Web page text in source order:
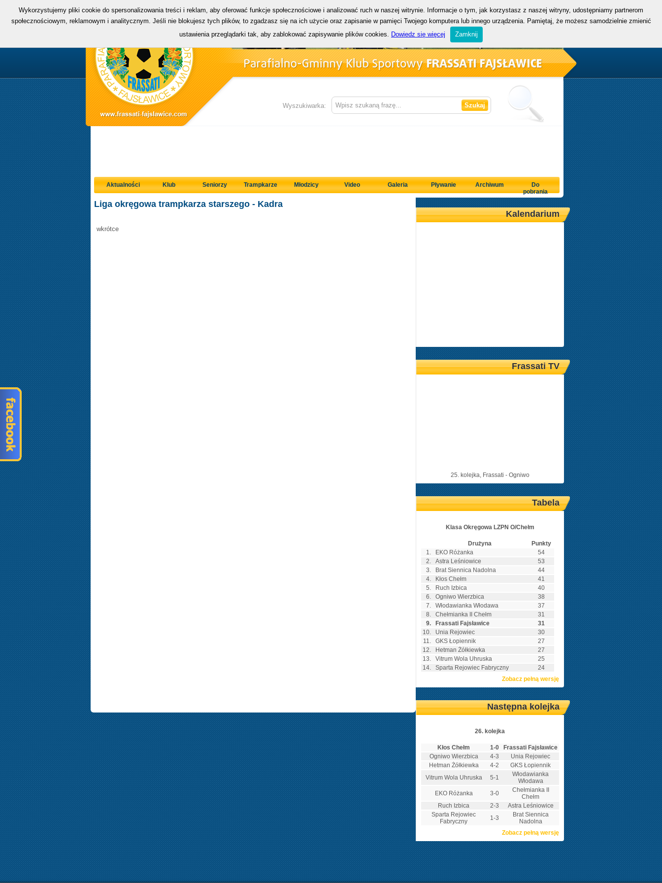
Wyszukiwarka:
Aktualności Klub Seniorzy Trampkarze Młodzicy Video Galeria Pływanie Archiwum
Do
pobrania
Liga okręgowa trampkarza starszego - Kadra
wkrótce
Kalendarium
Frassati TV
25. kolejka, Frassati - Ogniwo
Tabela
Klasa Okręgowa LZPN O/Chełm
Drużyna
Punkty
1.
EKO Różanka
54
2.
Astra Leśniowice
53
3.
Brat Siennica Nadolna
44
4.
Kłos Chełm
41
5.
Ruch Izbica
40
6.
Ogniwo Wierzbica
38
7.
Włodawianka Włodawa
37
8.
Chełmianka II Chełm
31
9.
Frassati Fajsławice
31
10.
Unia Rejowiec
30
11.
GKS Łopiennik
27
12.
Hetman Żółkiewka
27
13.
Vitrum Wola Uhruska
25
14.
Sparta Rejowiec Fabryczny
24
Zobacz pełną wersję
Następna kolejka
26. kolejka
Kłos Chełm 1-0
Frassati Fajsławice
Ogniwo Wierzbica
4-3
Unia Rejowiec
Hetman Żółkiewka
4-2
GKS Łopiennik
Vitrum Wola Uhruska
5-1
Włodawianka
Włodawa
EKO Różanka
3-0
Chełmianka II
Chełm
Ruch Izbica
2-3
Astra Leśniowice
Sparta Rejowiec
Fabryczny
1-3
Brat Siennica
Nadolna
Zobacz pełną wersję
Wykorzystujemy pliki cookie do spersonalizowania treści i reklam, aby oferować funkcje społecznościowe i analizować ruch w naszej witrynie. Informacje o tym, jak korzystasz z naszej witryny, udostępniamy partnerom
społecznościowym, reklamowym i analitycznym. Jeśli nie blokujesz tych plików, to zgadzasz się na ich użycie oraz zapisanie w pamięci Twojego komputera lub innego urządzenia. Pamiętaj, że możesz samodzielnie zmienić
ustawienia przeglądarki tak, aby zablokować zapisywanie plików cookies. Dowiedz się więcej Zamknij